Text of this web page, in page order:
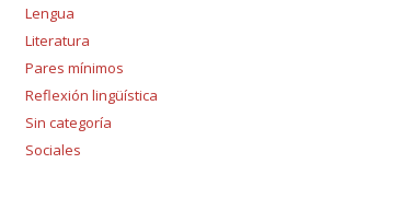
Lengua
Literatura
Pares mínimos
Reflexión lingüística
Sin categoría
Sociales